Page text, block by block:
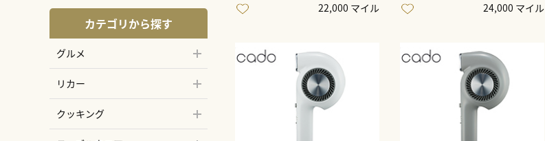
カテゴリから探す
グルメ
リカー
クッキング
22,000 マイル 24,000 マイル